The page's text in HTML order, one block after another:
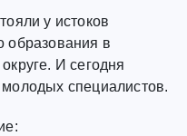
у истоков
образования в
И сегодня
специалистов.